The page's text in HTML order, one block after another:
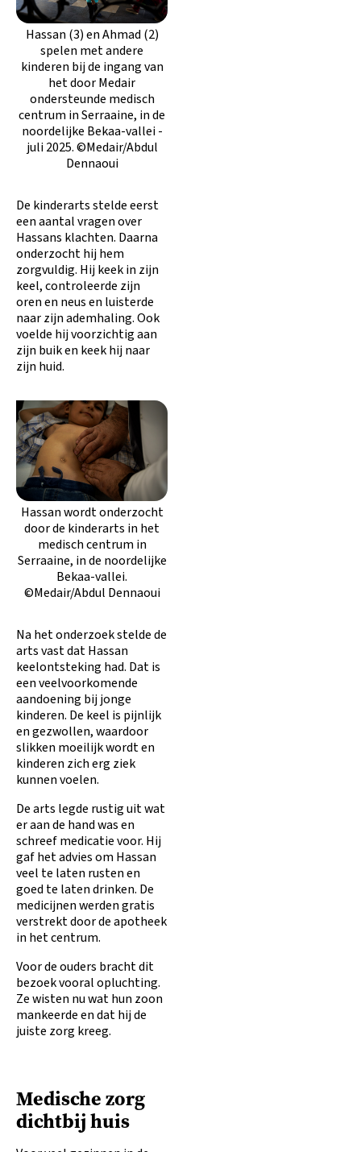
Hassan (3) en Ahmad (2)
spelen met andere
kinderen bij de ingang van
het door Medair
ondersteunde medisch
centrum in Serraaine, in de
noordelijke Bekaa-vallei -
juli 2025. ©Medair/Abdul
Dennaoui
De kinderarts stelde eerst
een aantal vragen over
Hassans klachten. Daarna
onderzocht hij hem
zorgvuldig. Hij keek in zijn
keel, controleerde zijn
oren en neus en luisterde
naar zijn ademhaling. Ook
voelde hij voorzichtig aan
zijn buik en keek hij naar
zijn huid.
Hassan wordt onderzocht
door de kinderarts in het
medisch centrum in
Serraaine, in de noordelijke
Bekaa-vallei.
©Medair/Abdul Dennaoui
Na het onderzoek stelde de
arts vast dat Hassan
keelontsteking had. Dat is
een veelvoorkomende
aandoening bij jonge
kinderen. De keel is pijnlijk
en gezwollen, waardoor
slikken moeilijk wordt en
kinderen zich erg ziek
kunnen voelen.
De arts legde rustig uit wat
er aan de hand was en
schreef medicatie voor. Hij
gaf het advies om Hassan
veel te laten rusten en
goed te laten drinken. De
medicijnen werden gratis
verstrekt door de apotheek
in het centrum.
Voor de ouders bracht dit
bezoek vooral opluchting.
Ze wisten nu wat hun zoon
mankeerde en dat hij de
juiste zorg kreeg.
Medische zorg
dichtbij huis